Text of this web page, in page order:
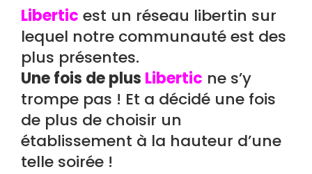
Libertic est un réseau libertin sur
lequel notre communauté est des
plus présentes.
Une fois de plus Libertic ne s’y
trompe pas ! Et a décidé une fois
de plus de choisir un
établissement à la hauteur d’une
telle soirée !